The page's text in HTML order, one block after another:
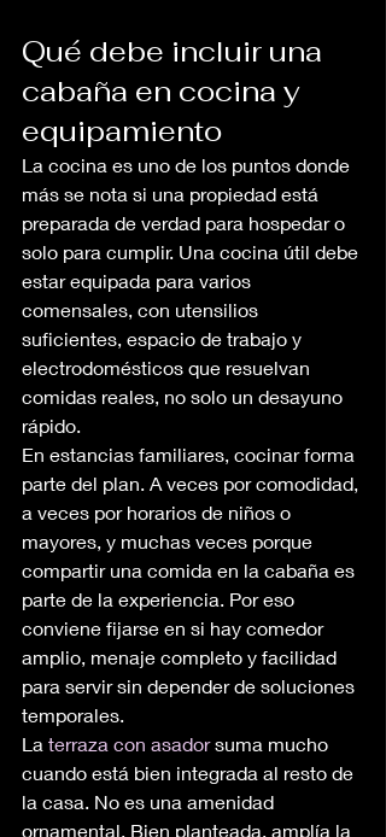
Qué debe incluir una
cabaña en cocina y
equipamiento
La cocina es uno de los puntos donde
más se nota si una propiedad está
preparada de verdad para hospedar o
solo para cumplir. Una cocina útil debe
estar equipada para varios
comensales, con utensilios
suficientes, espacio de trabajo y
electrodomésticos que resuelvan
comidas reales, no solo un desayuno
rápido.
En estancias familiares, cocinar forma
parte del plan. A veces por comodidad,
a veces por horarios de niños o
mayores, y muchas veces porque
compartir una comida en la cabaña es
parte de la experiencia. Por eso
conviene fijarse en si hay comedor
amplio, menaje completo y facilidad
para servir sin depender de soluciones
temporales.
La terraza con asador suma mucho
cuando está bien integrada al resto de
la casa. No es una amenidad
ornamental. Bien planteada, amplía la